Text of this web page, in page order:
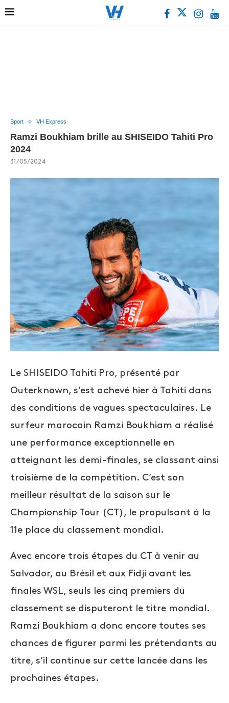
Sport VH Express
Ramzi Boukhiam brille au SHISEIDO Tahiti Pro
2024
31/05/2024
Le SHISEIDO Tahiti Pro, présenté par
Outerknown, s’est achevé hier à Tahiti dans
des conditions de vagues spectaculaires. Le
surfeur marocain Ramzi Boukhiam a réalisé
une performance exceptionnelle en
atteignant les demi-finales, se classant ainsi
troisième de la compétition. C’est son
meilleur résultat de la saison sur le
Championship Tour (CT), le propulsant à la
11e place du classement mondial.
Avec encore trois étapes du CT à venir au
Salvador, au Brésil et aux Fidji avant les
finales WSL, seuls les cinq premiers du
classement se disputeront le titre mondial.
Ramzi Boukhiam a donc encore toutes ses
chances de figurer parmi les prétendants au
titre, s’il continue sur cette lancée dans les
prochaines étapes.